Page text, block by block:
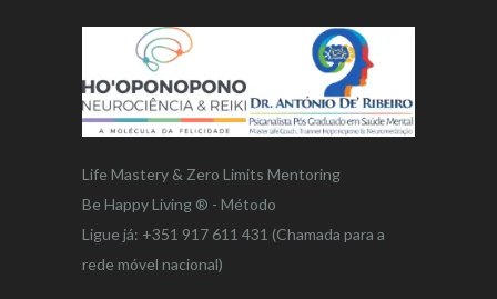
Life Mastery & Zero Limits Mentoring
Be Happy Living ® - Método
Ligue já: +351 917 611 431 (Chamada para a
rede móvel nacional)